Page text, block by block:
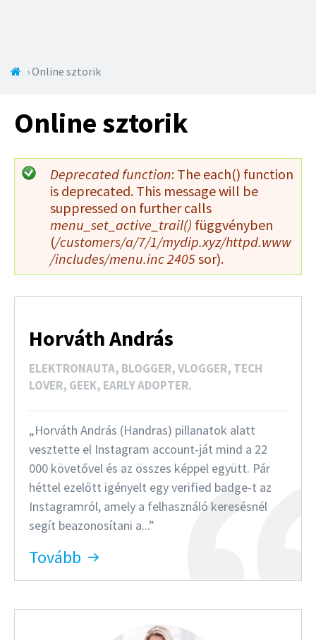
Jelenlegi
›Online sztorik
Online sztorik
H
i
b
a
ü
z
e
e
Deprecated function: The each() function
is deprecated. This message will be
suppressed on further calls
menu_set_active_trail() függvényben
(/customers/a/7/1/mydip.xyz/httpd.www
/includes/menu.inc2405sor).
Horváth András
ELEKTRONAUTA, BLOGGER, VLOGGER, TECH
LOVER, GEEK, EARLY ADOPTER.
Horváth András (Handras) pillanatok alatt
vesztette el Instagram account-ját mind a 22
000 követővel és az összes képpel együtt. Pár
héttel ezelőtt igényelt egy verified badge-t az
Instagramról, amely a felhasználó keresésnél
segít beazonosítani a...
Tovább